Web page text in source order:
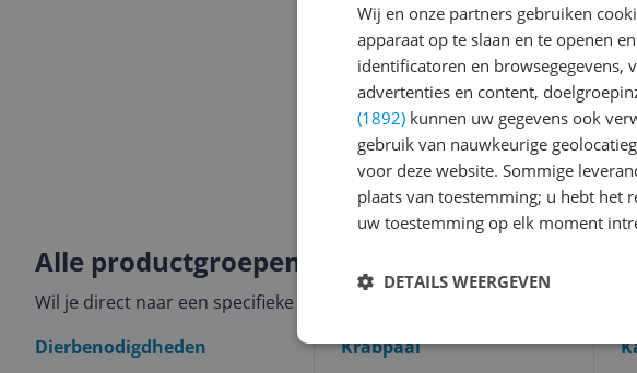
Alle productgroepen binnen Huisdieren
Wil je direct naar een specifieke categorie? Hieronder vind je alle
Dierbenodigdheden
Krabpaal
Wij en onze partners gebruiken
apparaat op te slaan en te openen
identificatoren en browsegegevens,
advertenties en content,
(1892) kunnen uw gegevens ook
gebruik van nauwkeurige
voor deze website. Sommige
plaats van toestemming; u hebt het
uw toestemming op elk moment
DETAILS WEERGEVEN